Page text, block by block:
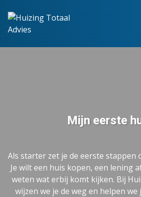
Mijn eerste
Als starter zet je de eerste stappen
Je wilt een huis kopen, een lening
weten wat erbij komt kijken. Bij
wijzen we je de weg en helpen we